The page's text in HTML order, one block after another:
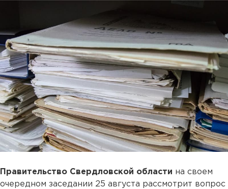
Правительство Свердловской области на своем
очередном заседании 25 августа рассмотрит вопрос